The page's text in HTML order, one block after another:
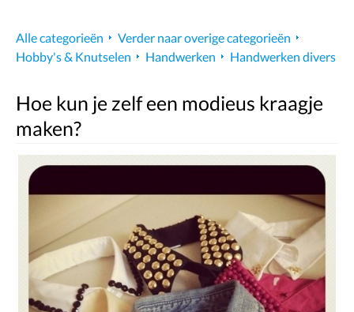
Alle categorieën
Verder naar overige categorieën
Hobby's & Knutselen
Handwerken Handwerken divers
Hoe kun je zelf een modieus kraagje
maken?